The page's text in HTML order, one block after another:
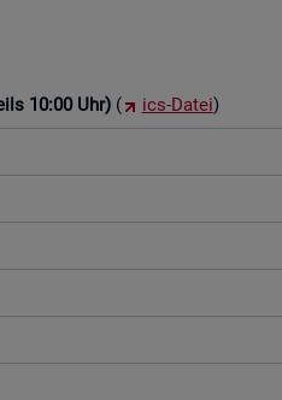
10:00 Uhr)( ics-Datei)